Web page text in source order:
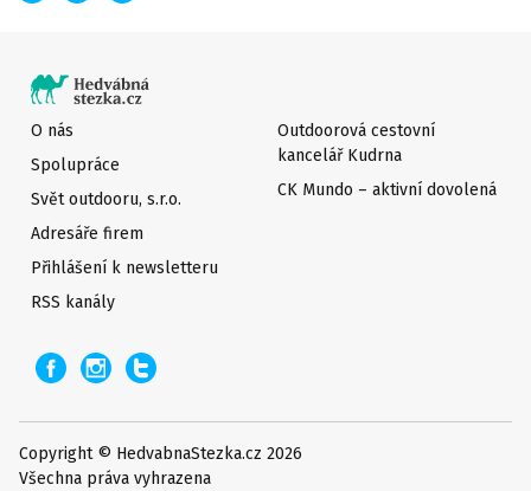
O nás
Spolupráce
Svět outdooru, s.r.o.
Adresáře firem
Přihlášení k newsletteru
Outdoorová cestovní
kancelář Kudrna
CK Mundo – aktivní dovolená
RSS kanály
Copyright © HedvabnaStezka.cz 2026
Všechna práva vyhrazena